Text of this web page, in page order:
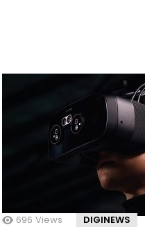
696 Views DIGINEWS